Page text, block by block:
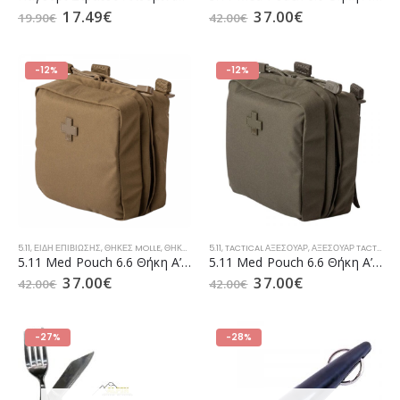
19.90€ 17.49€ 42.00€ 37.00€
-12%
5.11,ΕΊΔΗ ΕΠΙΒΊΩΣΗΣ,ΘΉΚΕΣ MOLLE,ΘΉΚΕΣ MOLLE CAMPING ,ΘΉΚΕΣ MOLLE E.Δ.,ΘΉΚΕΣ MOLLE
5.11 Med Pouch 6.6 Θήκη Α’ Βοηθειών Kangaroo (58715)
42.00€ 37.00€
-12%
5.11,TACTICAL ΑΞΕΣΟΥΆΡ,ΑΞΕΣΟΥΆΡ TACTICAL
5.11 Med Pouch 6.6 Θήκη Α’ Βοηθειών Ranger Green (58715)
42.00€ 37.00€
-27% -28%